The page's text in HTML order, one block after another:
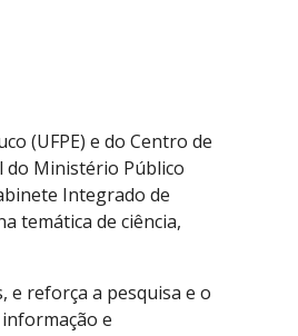
(UFPE) e do Centro de
do Ministério Público
Integrado de
temática de ciência,
e reforça a pesquisa e o
e